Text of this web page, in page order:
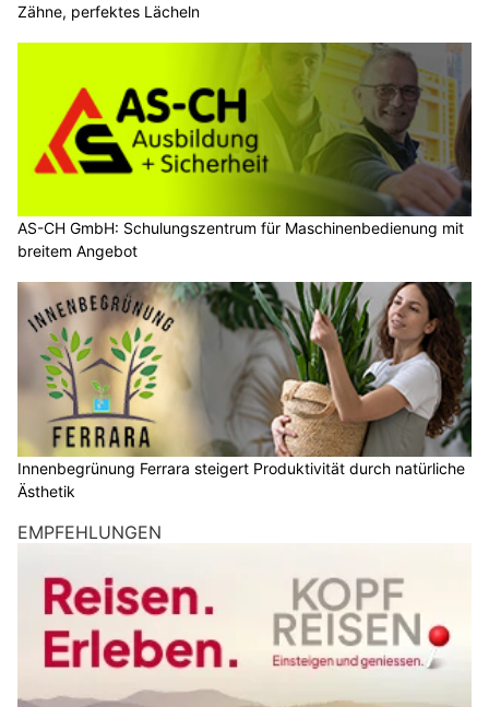
Zähne, perfektes Lächeln
AS-CH GmbH: Schulungszentrum für Maschinenbedienung mit
breitem Angebot
Innenbegrünung Ferrara steigert Produktivität durch natürliche
Ästhetik
EMPFEHLUNGEN